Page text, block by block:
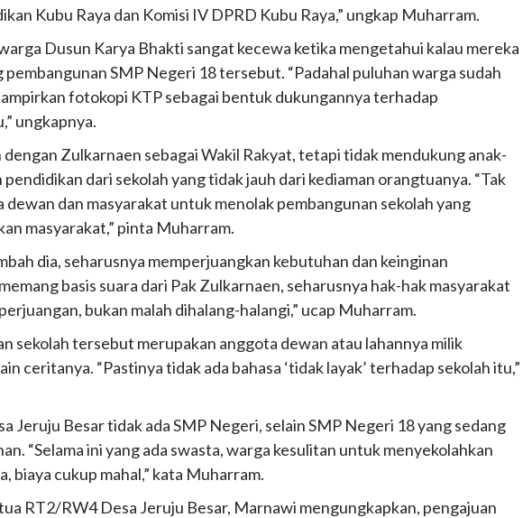
Kubu Raya dan Komisi IV DPRD Kubu Raya,” ungkap Muharram.
Dusun Karya Bhakti sangat kecewa ketika mengetahui kalau mereka
SMP Negeri 18 tersebut. “Padahal puluhan warga sudah
fotokopi KTP sebagai bentuk dukungannya terhadap
ungkapnya.
dengan Zulkarnaen sebagai Wakil Rakyat, tetapi tidak mendukung anak-
dari sekolah yang tidak jauh dari kediaman orangtuanya. “Tak
dewan dan masyarakat untuk menolak pembangunan sekolah yang
masyarakat,” pinta Muharram.
dia, seharusnya memperjuangkan kebutuhan dan keinginan
basis suara dari Pak Zulkarnaen, seharusnya hak-hak masyarakat
bukan malah dihalang-halangi,” ucap Muharram.
sekolah tersebut merupakan anggota dewan atau lahannya milik
ceritanya. “Pastinya tidak ada bahasa ‘tidak layak’ terhadap sekolah itu,”
Jeruju Besar tidak ada SMP Negeri, selain SMP Negeri 18 yang sedang
“Selama ini yang ada swasta, warga kesulitan untuk menyekolahkan
biaya cukup mahal,” kata Muharram.
RT2/RW4 Desa Jeruju Besar, Marnawi mengungkapkan, pengajuan